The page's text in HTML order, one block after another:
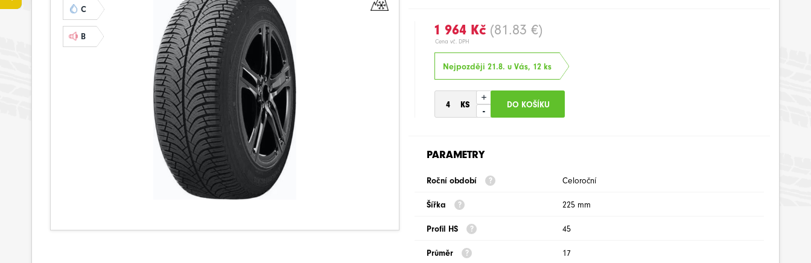
C
B 1 964 Kč (81.83 €)
Cena vč. DPH
Nejpozději 21.8. u Vás, 12 ks
+
-
PARAMETRY
Roční období Celoroční
Šířka 225 mm
Profil HS 45
Průměr 17